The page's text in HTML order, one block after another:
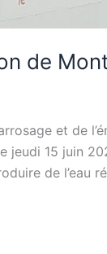
de
et de
15 juin
de l’eau